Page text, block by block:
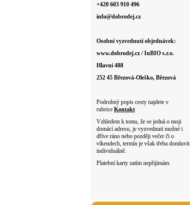
+420 603 910 496
info@dobrodej.cz
Osobní vyzvednutí objednávek:
www.dobrodej.cz / InBIO s.r.o.
Hlavní 488
252 45 Březová-Oleško, Březová
Podrobný popis cesty najdete v
rubrice Kontakt
Vzhledem k tomu, že se jedná o moji
domácí adresu, je vyzvednutí možné i
dříve ráno nebo později večer či o
víkendech, termín je však třeba domluvit
individuálně.
Platební karty zatím nepřijímám.